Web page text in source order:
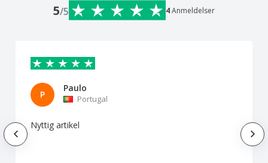
5/5 4Anmeldelser
P
Paulo
Portugal
Nyttig artikel